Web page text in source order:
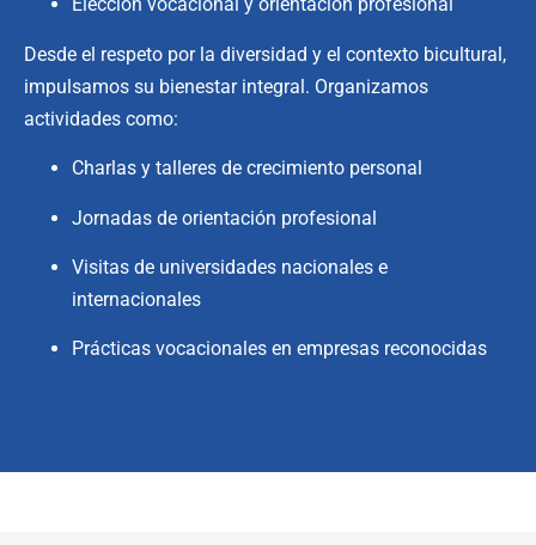
Elección vocacional y orientación profesional
Desde el respeto por la diversidad y el contexto bicultural,
impulsamos su bienestar integral. Organizamos
actividades como:
Charlas y talleres de crecimiento personal
Jornadas de orientación profesional
Visitas de universidades nacionales e
internacionales
Prácticas vocacionales en empresas reconocidas